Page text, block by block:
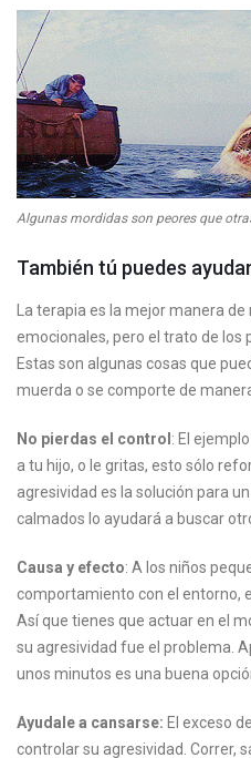
Algunas mordidas son peores que
También tú puedes ayudar
La terapia es la mejor manera
emocionales, pero el trato de los
Estas son algunas cosas que
muerda o se comporte de
No pierdas el control : El
a tu hijo, o le gritas, esto sólo
agresividad es la solución para
calmados lo ayudará a buscar
Causa y efecto: A los niños
comportamiento con el entorno,
Así que tienes que actuar en el
su agresividad fue el problema.
unos minutos es una buena
Ayudale a cansarse: El exceso
controlar su agresividad. Correr,